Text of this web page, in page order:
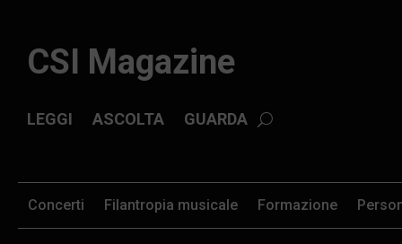
CSI Magazine
ASCOLTA GUARDA
LEGGI
Formazione
Concerti Filantropia musicale